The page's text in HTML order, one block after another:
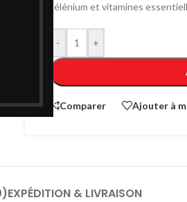
sélénium et vitamines
- +
Comparer Ajouter à
EXPÉDITION & LIVRAISON